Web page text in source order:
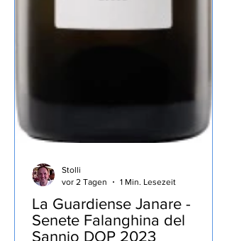
La Guardiense Janare -
Stolli
vor 2 Tagen
1 Min. Lesezeit